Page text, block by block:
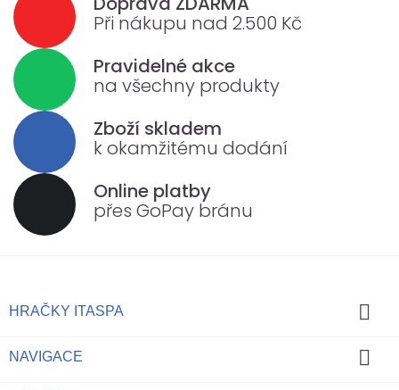
Při nákupu nad 2.500 Kč
Pravidelné akce
na všechny produkty
Zboží skladem
k okamžitému dodání
Online platby
přes GoPay bránu
HRAČKY ITASPA 
NAVIGACE 